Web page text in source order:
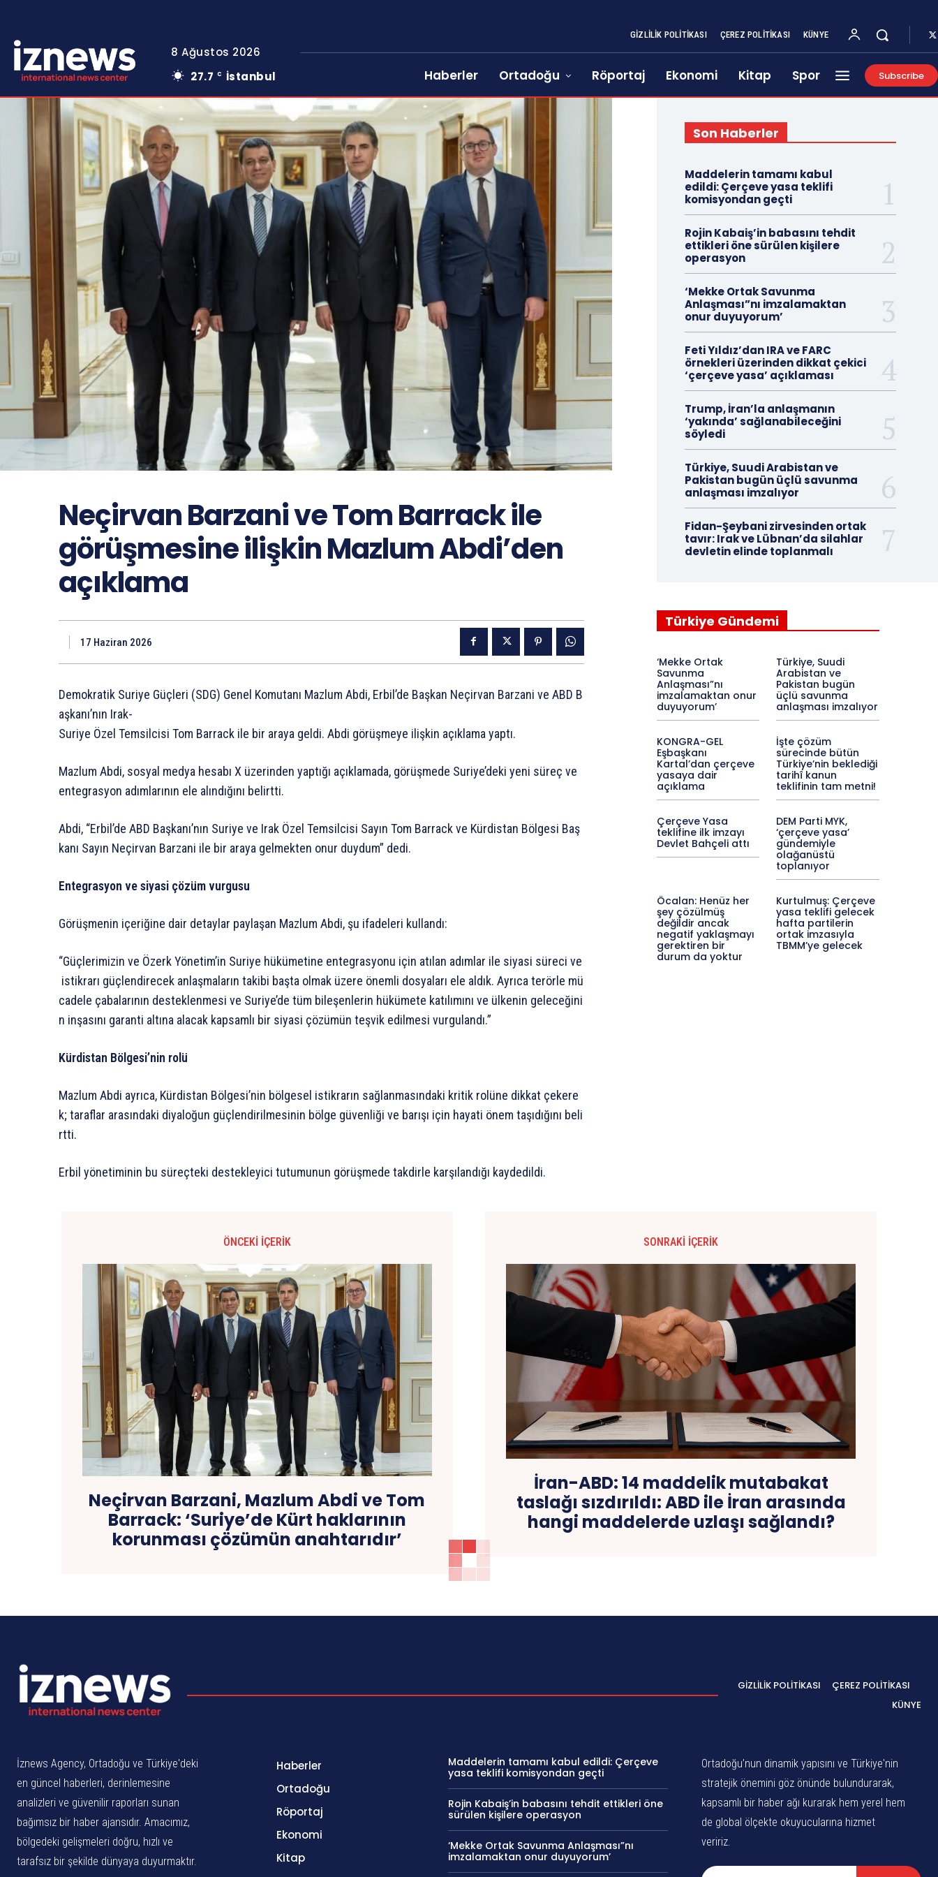
8 Ağustos 2026
27.7 C İstanbul
GIZLILIK POLITIKASI ÇEREZ POLITIKASI KÜNYE
Haberler Ortadoğu Röportaj Ekonomi Kitap Spor Subscribe
Neçirvan Barzani ve Tom Barrack ile
görüşmesine ilişkin Mazlum Abdi’den
açıklama
17 Haziran 2026
Demokratik Suriye Güçleri (SDG) Genel Komutanı Mazlum Abdi, Erbil’de Başkan Neçirvan Barzani ve ABD B
aşkanı’nın Irak-
Suriye Özel Temsilcisi Tom Barrack ile bir araya geldi. Abdi görüşmeye ilişkin açıklama yaptı.
Mazlum Abdi, sosyal medya hesabı X üzerinden yaptığı açıklamada, görüşmede Suriye’deki yeni süreç ve
entegrasyon adımlarının ele alındığını belirtti.
Abdi, “Erbil’de ABD Başkanı’nın Suriye ve Irak Özel Temsilcisi Sayın Tom Barrackve Kürdistan Bölgesi Baş
kanı Sayın Neçirvan Barzani ile bir araya gelmekten onur duydum” dedi.
Entegrasyon vesiyasi çözümvurgusu
Görüşmenin içeriğine dair detaylar paylaşan Mazlum Abdi, şu ifadeleri kullandı:
“Güçlerimizin ve ÖzerkYönetim’in Suriye hükümetine entegrasyonu için atılan adımlar ile siyasi süreci ve
istikrarı güçlendirecek anlaşmaların takibi başta olmak üzere önemli dosyaları ele aldık. Ayrıca terörle mü
cadele çabalarının desteklenmesi ve Suriye’de tüm bileşenlerin hükümete katılımını ve ülkenin geleceğini
n inşasını garanti altına alacak kapsamlı bir siyasi çözümün teşvik edilmesi vurgulandı.”
Kürdistan Bölgesi’nin rolü
Mazlum Abdi ayrıca, Kürdistan Bölgesi’nin bölgesel istikrarın sağlanmasındaki kritik rolüne dikkat çekere
k; taraflar arasındaki diyaloğun güçlendirilmesinin bölge güvenliği ve barışı için hayati önem taşıdığını beli
rtti.
Erbil yönetiminin bu süreçteki destekleyici tutumunun görüşmede takdirle karşılandığı kaydedildi.
Son Haberler
Maddelerin tamamı kabul
edildi: Çerçeve yasa teklifi
komisyondan geçti
Rojin Kabaiş’in babasını tehdit
ettikleri öne sürülen kişilere
operasyon
‘Mekke Ortak Savunma
Anlaşması”nı imzalamaktan
onur duyuyorum’
Feti Yıldız’dan IRA ve FARC
örnekleri üzerinden dikkat çekici
‘çerçeve yasa’ açıklaması
Trump, İran’la anlaşmanın
‘yakında’ sağlanabileceğini
söyledi
Türkiye, Suudi Arabistan ve
Pakistan bugün üçlü savunma
anlaşması imzalıyor
Fidan-Şeybani zirvesinden ortak
tavır: Irak ve Lübnan’da silahlar
devletin elinde toplanmalı
Türkiye Gündemi
‘Mekke Ortak
Savunma
Anlaşması”nı
imzalamaktan onur
duyuyorum’
Türkiye, Suudi
Arabistan ve
Pakistan bugün
üçlü savunma
anlaşması imzalıyor
KONGRA-GEL
Eşbaşkanı
Kartal’dan çerçeve
yasaya dair
açıklama
İşte çözüm
sürecinde bütün
Türkiye’nin beklediği
tarihî kanun
teklifinin tam metni!
Çerçeve Yasa
teklifine ilk imzayı
Devlet Bahçeli attı
DEM Parti MYK,
‘çerçeve yasa’
gündemiyle
olağanüstü
toplanıyor
Öcalan: Henüz her
şey çözülmüş
değildir ancak
negatif yaklaşmayı
gerektiren bir
durum da yoktur
Kurtulmuş: Çerçeve
yasa teklifi gelecek
hafta partilerin
ortak imzasıyla
TBMM’ye gelecek
ÖNCEKI İÇERIK
Neçirvan Barzani, Mazlum Abdi ve Tom
Barrack: ‘Suriye’de Kürt haklarının
korunması çözümün anahtarıdır’
SONRAKI İÇERIK
İran-ABD: 14 maddelik mutabakat
taslağı sızdırıldı: ABD ile İran arasında
hangi maddelerde uzlaşı sağlandı?
GIZLILIK POLITIKASI
ÇEREZ POLITIKASI
KÜNYE
İznews Agency, Ortadoğu ve Türkiye'deki
en güncel haberleri, derinlemesine
analizleri ve güvenilir raporları sunan
bağımsız bir haber ajansıdır. Amacımız,
bölgedeki gelişmeleri doğru, hızlı ve
tarafsız bir şekilde dünyaya duyurmaktır.
Haberler
Ortadoğu
Röportaj
Ekonomi
Kitap
Maddelerin tamamı kabul edildi: Çerçeve
yasa teklifi komisyondan geçti
Rojin Kabaiş’in babasını tehdit ettikleri öne
sürülen kişilere operasyon
‘Mekke Ortak Savunma Anlaşması”nı
imzalamaktan onur duyuyorum’
Ortadoğu’nun dinamik yapısını ve Türkiye'nin
stratejik önemini göz önünde bulundurarak,
kapsamlı bir haber ağı kurarak hem yerel hem
de global ölçekte okuyucularına hizmet
veririz.